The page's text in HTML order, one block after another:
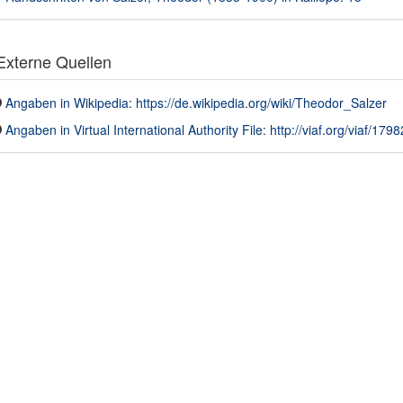
Quellen
Angaben in Wikipedia: https://de.wikipedia.org/wiki/Theodor_Salzer
Angaben in Virtual International Authority File: http://viaf.org/viaf/